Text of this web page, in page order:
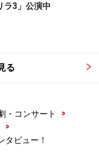
ラ3」公演中
る
・コンサート
>
>
タビュー！